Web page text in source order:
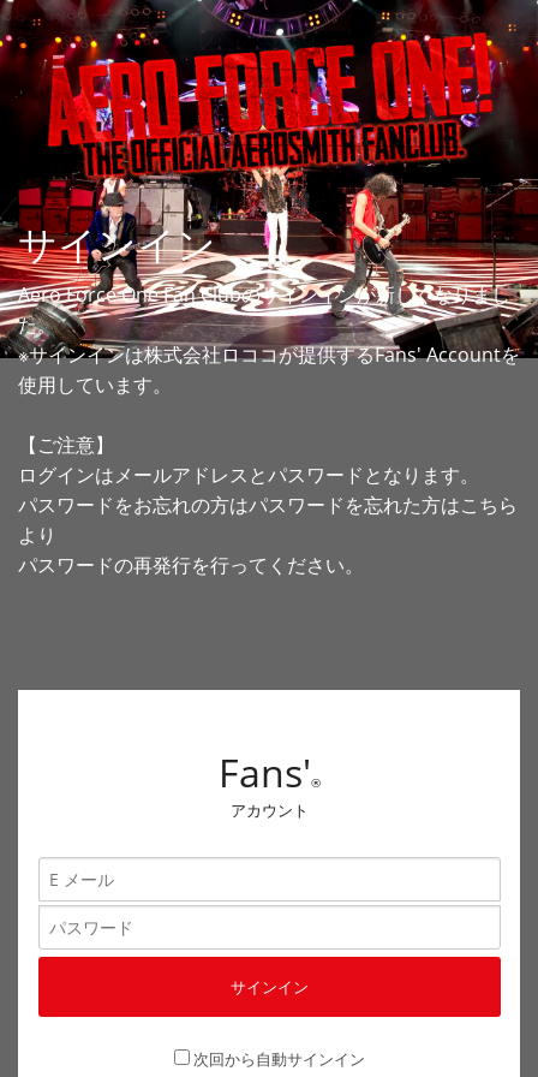
サインイン
Aero Force One Fan Clubのサインインが新しくなりまし
た。
※サインインは株式会社ロココが提供するFans' Accountを
使用しています。
【ご注意】
ログインはメールアドレスとパスワードとなります。
パスワードをお忘れの方はパスワードを忘れた方はこちら
より
パスワードの再発行を行ってください。
Fans'®
アカウント
次回から自動サインイン